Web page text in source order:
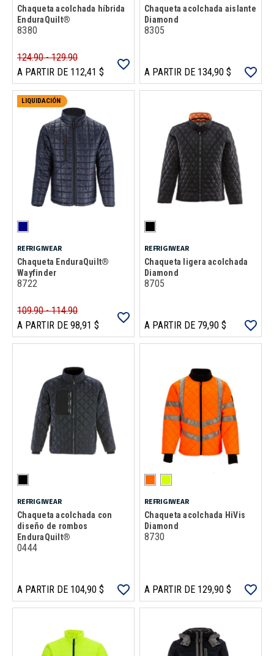
Chaqueta acolchada híbrida
EnduraQuilt®
8380
124.90 - 129.90
A PARTIR DE 112,41 $
Chaqueta acolchada aislante
Diamond
8305
A PARTIR DE 134,90 $
LIQUIDACIÓN
REFRIGIWEAR
Chaqueta EnduraQuilt®
Wayfinder
8722
109.90 - 114.90
A PARTIR DE 98,91 $
REFRIGIWEAR
Chaqueta ligera acolchada
Diamond
8705
A PARTIR DE 79,90 $
REFRIGIWEAR
Chaqueta acolchada con
diseño de rombos
EnduraQuilt®
0444
A PARTIR DE 104,90 $
REFRIGIWEAR
Chaqueta acolchada HiVis
Diamond
8730
A PARTIR DE 129,90 $